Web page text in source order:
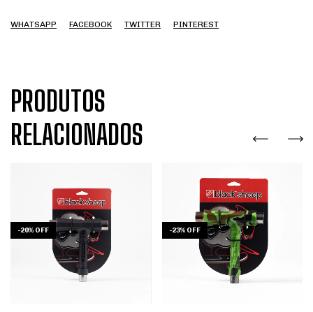
WHATSAPP FACEBOOK TWITTER PINTEREST
PRODUTOS
RELACIONADOS
-20% OFF -23% OFF